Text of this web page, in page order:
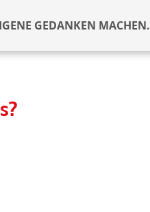
GEDANKEN MACHEN.